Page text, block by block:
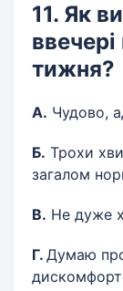
11. Як
тижня?
А. Чудово,
Б. Трохи
загалом
В. Не дуже
Г. Думаю